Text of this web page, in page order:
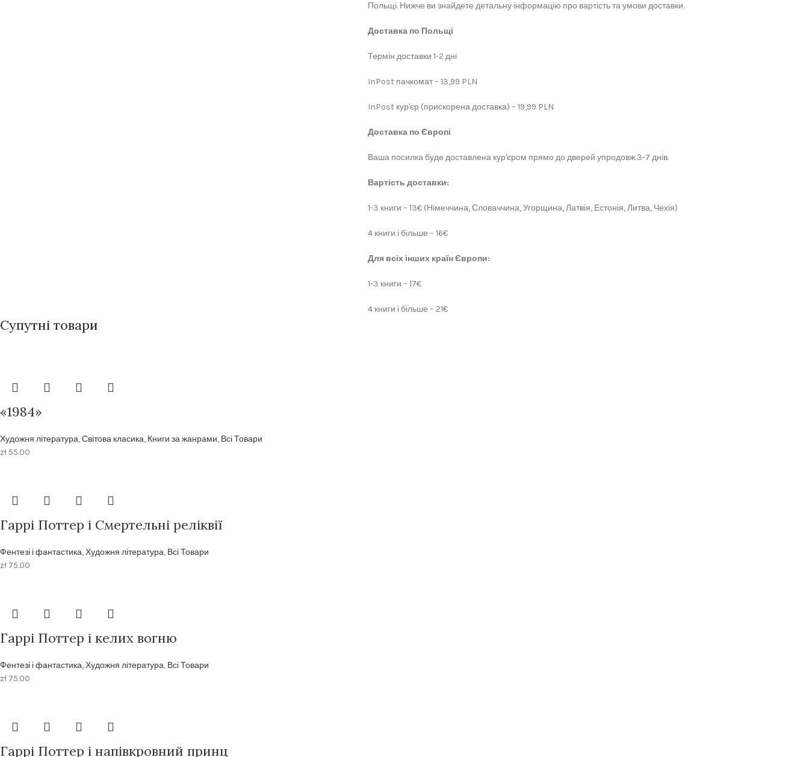
Польщі. Нижче ви знайдете детальну інформацію про вартість та умови доставки.
Доставка по Польщі
Термін доставки 1-2 дні
InPost пачкомат – 13,99 PLN
InPost кур'єр (прискорена доставка) – 19,99 PLN
Доставка по Європі
Ваша посилка буде доставлена кур'єром прямо до дверей упродовж 3-7 днів.
Вартість доставки:
1-3 книги – 13€ (Німеччина, Словаччина, Угорщина, Латвія, Естонія, Литва, Чехія)
4 книги і більше – 16€
Для всіх інших країн Європи:
1-3 книги – 17€
4 книги і більше – 21€
Супутні товари
«1984»
Художня література,Світова класика, Книги за жанрами, Всі Товари
zł 55.00
Гаррі Поттер і Смертельні реліквії
Фентезі і фантастика,Художня література, Всі Товари
zł 75.00
Гаррі Поттер і келих вогню
Фентезі і фантастика,Художня література, Всі Товари
zł 75.00
Гаррi Поттер i напiвкровний принц